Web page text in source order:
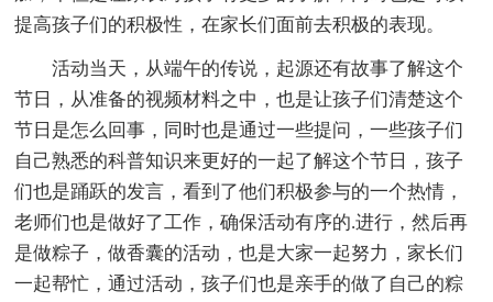
提高孩子们的积极性，在家长们面前去积极的表现。
活动当天，从端午的传说，起源还有故事了解这个
节日，从准备的视频材料之中，也是让孩子们清楚这个
节日是怎么回事，同时也是通过一些提问，一些孩子们
自己熟悉的科普知识来更好的一起了解这个节日，孩子
们也是踊跃的发言，看到了他们积极参与的一个热情，
老师们也是做好了工作，确保活动有序的.进行，然后再
是做粽子，做香囊的活动，也是大家一起努力，家长们
一起帮忙，通过活动，孩子们也是亲手的做了自己的粽